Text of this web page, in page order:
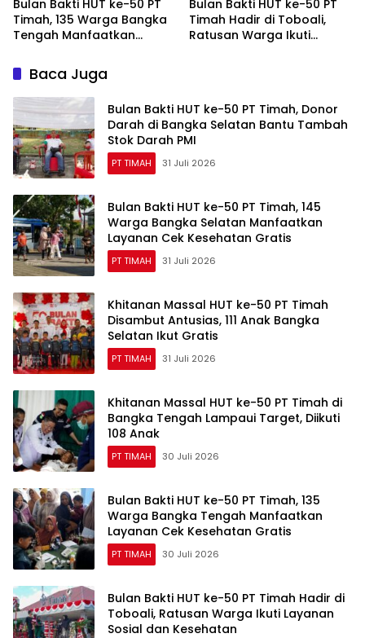
Bulan Bakti HUT ke-50 PT
Timah, 135 Warga Bangka
Tengah Manfaatkan
Gratis
Bulan Bakti HUT ke-50 PT
Timah Hadir di Toboali,
Ratusan Warga Ikuti
Baca Juga
Bulan Bakti HUT ke-50 PT Timah, Donor
Darah di Bangka Selatan Bantu Tambah
Stok Darah PMI
PT TIMAH 31 Juli 2026
Bulan Bakti HUT ke-50 PT Timah, 145
Warga Bangka Selatan Manfaatkan
Layanan Cek Kesehatan Gratis
PT TIMAH 31 Juli 2026
Khitanan Massal HUT ke-50 PT Timah
Disambut Antusias, 111 Anak Bangka
Selatan Ikut Gratis
PT TIMAH 31 Juli 2026
Khitanan Massal HUT ke-50 PT Timah di
Bangka Tengah Lampaui Target, Diikuti
108 Anak
PT TIMAH 30 Juli 2026
Bulan Bakti HUT ke-50 PT Timah, 135
Warga Bangka Tengah Manfaatkan
Layanan Cek Kesehatan Gratis
PT TIMAH 30 Juli 2026
Bulan Bakti HUT ke-50 PT Timah Hadir di
Toboali, Ratusan Warga Ikuti Layanan
Sosial dan Kesehatan